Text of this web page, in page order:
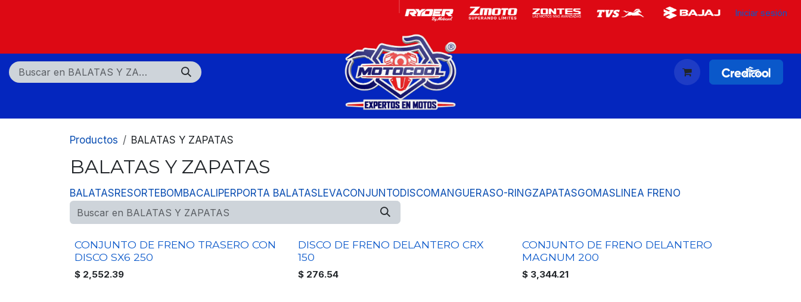
Iniciar sesión
Productos BALATAS Y ZAPATAS
BALATAS Y ZAPATAS
BALATASRESORTEBOMBACALIPERPORTA BALATASLEVACONJUNTODISCOMANGUERASO-RINGZAPATASGOMASLINEA FRENO
CONJUNTO DE FRENO TRASERO CON
DISCO SX6 250
$ 2,552.39
DISCO DE FRENO DELANTERO CRX
150
$ 276.54
CONJUNTO DE FRENO DELANTERO
MAGNUM 200
$ 3,344.21